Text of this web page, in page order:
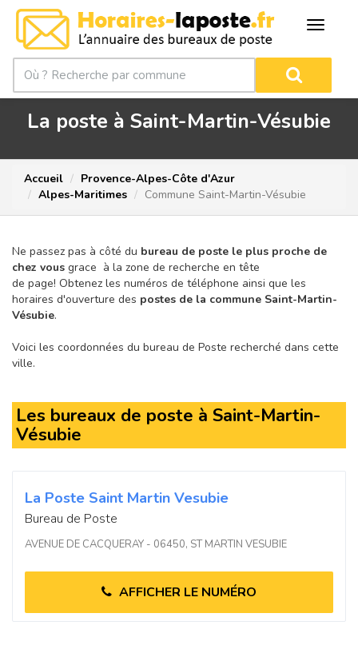
La poste à Saint-Martin-Vésubie
Accueil
Provence-Alpes-Côte d'Azur
Alpes-Maritimes
Commune Saint-Martin-Vésubie
Ne passez pas à côté du bureau de poste le plus proche de
chez vous grace à la zone de recherche en tête
de page! Obtenez les numéros de téléphone ainsi que les
horaires d'ouverture des postes de la commune Saint-Martin-
Vésubie.
Voici les coordonnées du bureau de Poste recherché dans cette
ville.
Les bureaux de poste à Saint-Martin-
Vésubie
La Poste Saint Martin Vesubie
Bureau de Poste
AVENUE DE CACQUERAY - 06450, ST MARTIN VESUBIE
AFFICHER LE NUMÉRO